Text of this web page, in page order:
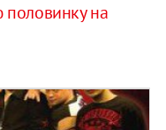
половинку на